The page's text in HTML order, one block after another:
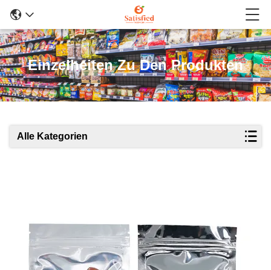
Einzelheiten Zu Den Produkten
Alle Kategorien